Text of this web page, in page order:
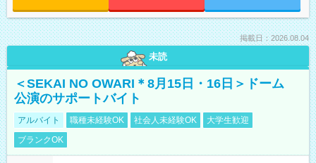
掲載日：2026.08.04
未読
＜SEKAI NO OWARI＊8月15日・16日＞ドーム
公演のサポートバイト
アルバイト 職種未経験OK 社会人未経験OK
大学生歓迎
ブランクOK